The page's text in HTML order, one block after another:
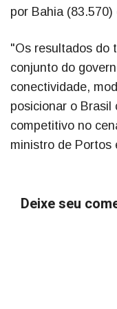
por Bahia
"Os resultados do
conjunto do
conectividade,
posicionar o Brasil
competitivo no
ministro de Portos
Deixe seu